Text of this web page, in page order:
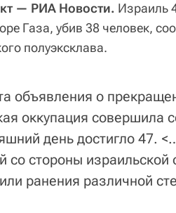
— РИА Новости. Израиль
Газа, убив 38 человек,
полуэксклава.
объявления о
оккупация совершила
день достигло 47.
со стороны израильской
ранения различной